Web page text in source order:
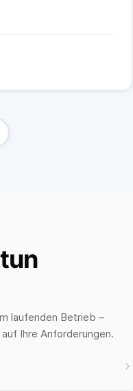
laufenden Betrieb –
Ihre Anforderungen.